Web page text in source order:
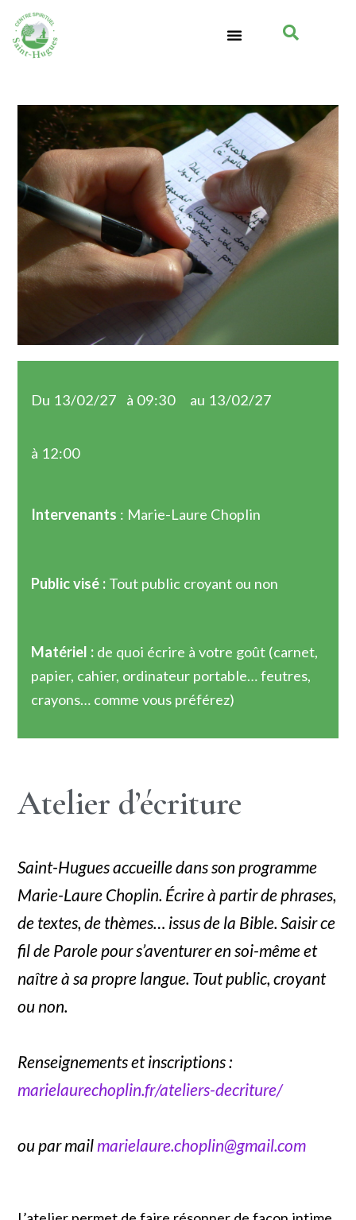
Du 13/02/27 à 09:30 au 13/02/27
à 12:00
Intervenants : Marie-Laure Choplin
Public visé : Tout public croyant ou non
Matériel : de quoi écrire à votre goût (carnet,
papier, cahier, ordinateur portable… feutres,
crayons… comme vous préférez)
Atelier d’écriture
Saint-Hugues accueille dans son programme
Marie-Laure Choplin. Écrire à partir de phrases,
de textes, de thèmes… issus de la Bible. Saisir ce
fil de Parole pour s’aventurer en soi-même et
naître à sa propre langue. Tout public, croyant
ou non.
Renseignements et inscriptions :
marielaurechoplin.fr/ateliers-decriture/
ou par mail marielaure.choplin@gmail.com